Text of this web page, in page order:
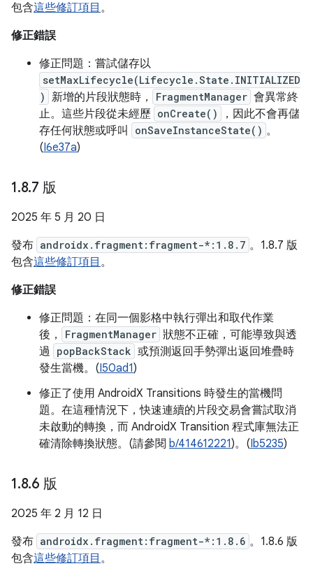
包含這些修訂項目 。
修正錯誤
修正問題：嘗試儲存以
setMaxLifecycle(Lifecycle.State.INITIALIZED
) 新增的片段狀態時， FragmentManager 會異常終
止。這些片段從未經歷 onCreate()
，因此不會再儲
存任何狀態或呼叫
onSaveInstanceState() 。
(I6e37a)
1.8.7 版
2025 年 5 月 20 日
發布 androidx.fragment:fragment-*:1.8.7 。1.8.7 版
包含這些修訂項目 。
修正錯誤
修正問題：在同一個影格中執行彈出和取代作業
後，
FragmentManager 狀態不正確，可能導致與透
過 popBackStack 或預測返回手勢彈出返回堆疊時
發生當機。(I50ad1)
修正了使用 AndroidX Transitions 時發生的當機問
題。在這種情況下，快速連續的片段交易會嘗試取消
未啟動的轉換，而 AndroidX Transition 程式庫無法正
確清除轉換狀態。(請參閱 b/414612221)。(Ib5235)
1.8.6 版
2025 年 2 月 12 日
發布 androidx.fragment:fragment-*:1.8.6 。1.8.6 版
包含這些修訂項目 。